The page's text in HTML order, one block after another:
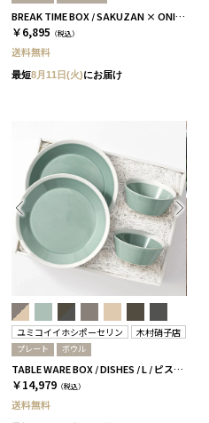
BREAK TIME BOX / SAKUZAN × ONIBUS COFFEE テラコッタ＆コーラルベージュ
￥6,895 （税込）
送料無料
最短8月11日(火)にお届け
ユミコイイホシポーセリン 木村硝子店
プレート ボウル
TABLE WARE BOX / DISHES / L / ピスタチオグリーン［イイホシユミコ×木村硝子店］
￥14,979 （税込）
送料無料